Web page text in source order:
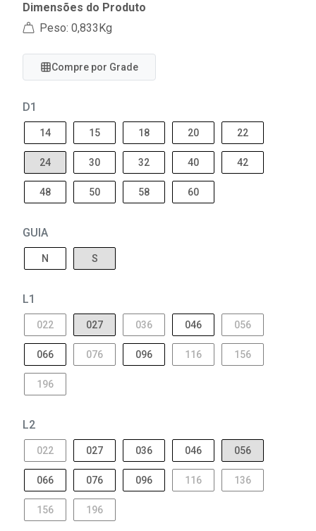
Dimensões do Produto
Peso: 0,833Kg
Compre por Grade
D1
14 15 18 20 22
24 30 32 40 42
48 50 58 60
GUIA
N S
L1
022 027 036 046 056
066 076 096 116 156
196
L2
022 027 036 046 056
066 076 096 116 136
156 196